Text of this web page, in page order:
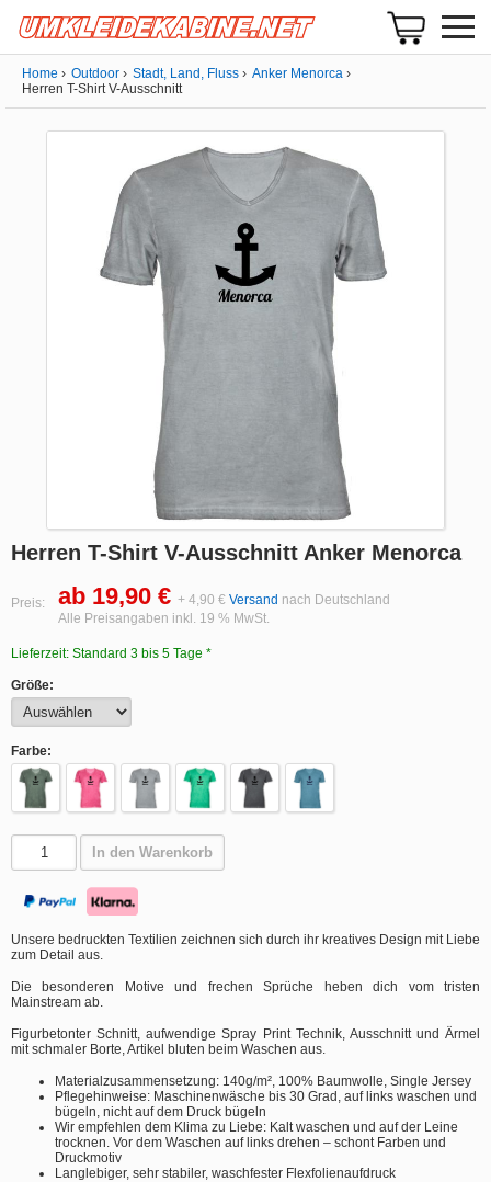
Home Outdoor Stadt, Land, Fluss
Anker Menorca
Herren T-Shirt V-Ausschnitt
Herren T-Shirt V-Ausschnitt Anker Menorca
Preis: ab 19,90 € + 4,90 € Versand nach Deutschland
Alle Preisangaben inkl. 19 % MwSt.
Lieferzeit: Standard 3 bis 5 Tage *
Größe:
Farbe:
In den Warenkorb
Unsere bedruckten Textilien zeichnen sich durch ihr kreatives Design mit Liebe
zum Detail aus.
Die besonderen Motive und frechen Sprüche heben dich vom tristen
Mainstream ab.
Figurbetonter Schnitt, aufwendige Spray Print Technik, Ausschnitt und Ärmel
mit schmaler Borte, Artikel bluten beim Waschen aus.
Materialzusammensetzung: 140g/m², 100% Baumwolle, Single Jersey
Pflegehinweise: Maschinenwäsche bis 30 Grad, auf links waschen und
bügeln, nicht auf dem Druck bügeln
Wir empfehlen dem Klima zu Liebe: Kalt waschen und auf der Leine
trocknen. Vor dem Waschen auf links drehen – schont Farben und
Druckmotiv
Langlebiger, sehr stabiler, waschfester Flexfolienaufdruck